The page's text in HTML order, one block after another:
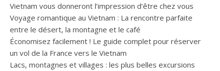
Vietnam vous donneront l’impression d’être chez vous
Voyage romantique au Vietnam : La rencontre parfaite
entre le désert, la montagne et le café
Économisez facilement ! Le guide complet pour réserver
un vol de la France vers le Vietnam
Lacs, montagnes et villages : les plus belles excursions